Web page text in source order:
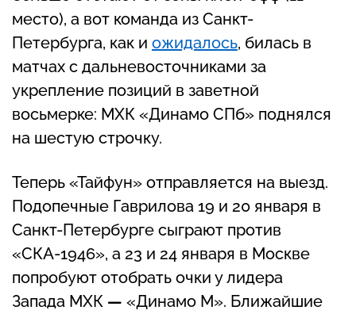
место), а вот команда из Санкт-
Петербурга, как и ожидалось, билась в
матчах с дальневосточниками за
укрепление позиций в заветной
восьмерке: МХК «Динамо СПб» поднялся
на шестую строчку.
Теперь «Тайфун» отправляется на выезд.
Подопечные Гаврилова 19 и 20 января в
Санкт-Петербурге сыграют против
«СКА-1946», а 23 и 24 января в Москве
попробуют отобрать очки у лидера
Запада МХК — «Динамо М». Ближайшие